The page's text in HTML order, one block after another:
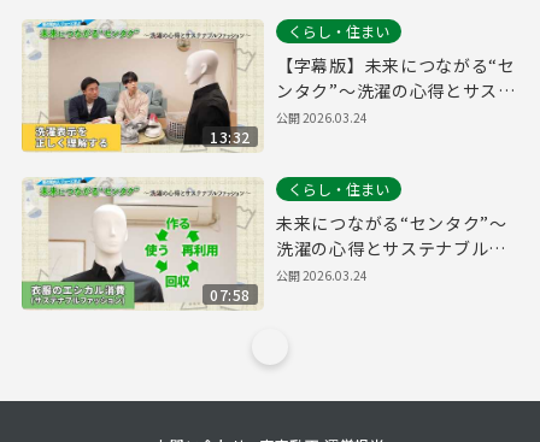
13:32
くらし・住まい
【字幕版】未来につながる“セ
ンタク”～洗濯の心得とサステ
ナブルファッション～【洗濯
公開2026.03.24
07:58
くらし・住まい
未来につながる“センタク”～
洗濯の心得とサステナブルフ
ァッション～【衣類のエシカ
公開2026.03.24